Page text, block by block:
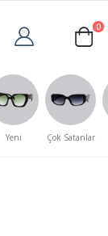
0
Yeni Çok Satanlar